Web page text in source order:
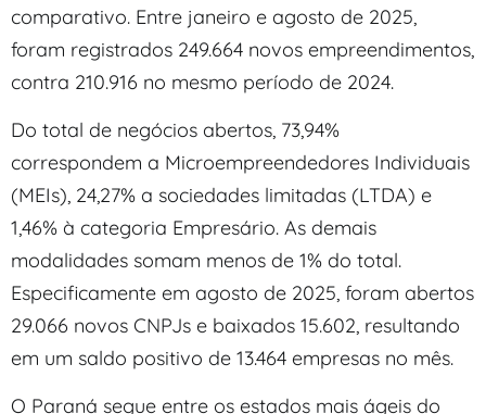
comparativo. Entre janeiro e agosto de 2025,
foram registrados 249.664 novos empreendimentos,
contra 210.916 no mesmo período de 2024.
Do total de negócios abertos, 73,94%
correspondem a Microempreendedores Individuais
(MEIs), 24,27% a sociedades limitadas (LTDA) e
1,46% à categoria Empresário. As demais
modalidades somam menos de 1% do total.
Especificamente em agosto de 2025, foram abertos
29.066 novos CNPJs e baixados 15.602, resultando
em um saldo positivo de 13.464 empresas no mês.
O Paraná segue entre os estados mais ágeis do